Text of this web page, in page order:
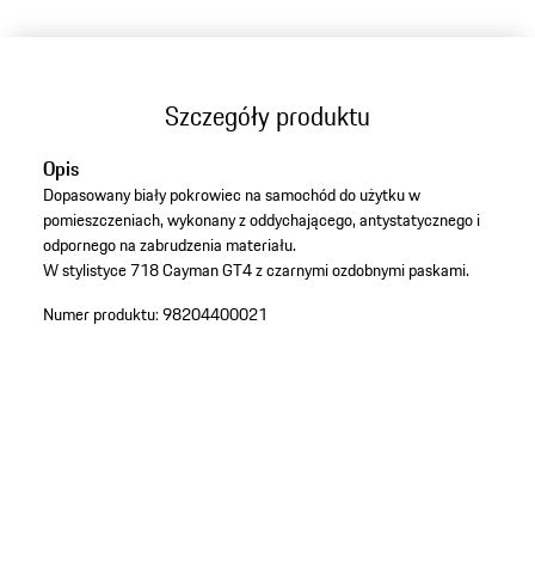
Szczegóły produktu
Opis
Dopasowany biały pokrowiec na samochód do użytku w
pomieszczeniach, wykonany z oddychającego, antystatycznego i
odpornego na zabrudzenia materiału.
W stylistyce 718 Cayman GT4 z czarnymi ozdobnymi paskami.
Numer produktu:98204400021